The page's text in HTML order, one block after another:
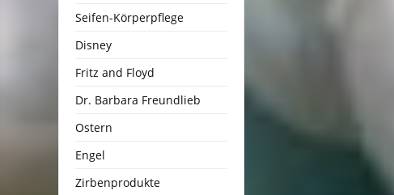
Seifen-Körperpflege
Disney
Fritz and Floyd
Dr. Barbara Freundlieb
Ostern
Engel
Zirbenprodukte